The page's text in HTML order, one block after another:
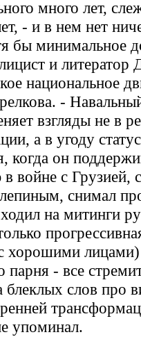
много лет,
- и в нем нет
бы минимальное
и литератор
национальное
-
взгляды не в
а в угоду
он
войне с Грузией,
снимал
на митинги
хорошими лицами)
парня - все
блеклых слов про
упоминал.